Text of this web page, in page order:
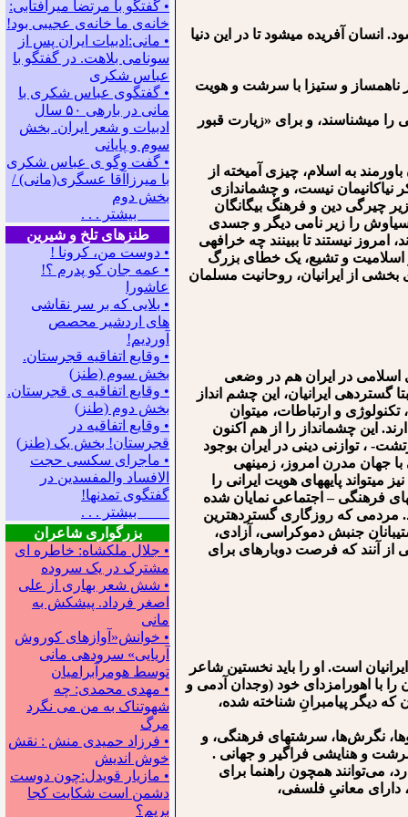
• گفتگو با مرتضا میرآفتابی:
ﺧﺎﻧﻪﻯ ﻣﺎ ﺧﺎﻧﻪﻯ ﻋﺠﻴﺒﻰ ﺑﻮﺩ!
• مانی:ادبیات ایران پس از
سونامی بلاهت. در گفتگو با
عباس شکری
• گفتگوی عباس شکری با
مانی در باره‍ی ۵۰ سال
ادبیات و شعر ایران. بخش
سوم و پایانی
• گفت وگو ی عباس شکری
با میرزاآقا عسگری(مانی) /
بخش دوم
بیشتر . . .
طنزهای تلخ و شیرین
• دوست من، کرونا !
• ﻋﻤﻪ ﺟﺎﻥ ﻛﻮ ﭘﺪﺭﻡ ؟!
عاشورا
• بلایی که بر سر نقاشی
های اردشیر محصص
آوردیم!
• وقایع اتفاقیه قجرستان.
بخش سوم (طنز)
• وقایع اتفاقیه ی قجرستان.
بخش دوم (طنز)
• وقایع اتفاقیه در
قجرستان! بخش یک (طنز)
• ماجرای سکسی حجت
الافساد والمفسدین در
گفتگوی تمدنها!
بیشتر . . .
بزرگواری شاعران
• جلال ملکشاه: خاطره ای
مشترک در یک سروده
• شش شعر بهاری از علی
اصغر فرداد. پیشکش به
مانی
• خوانش«آوازهای کوروش
آریایی» سروده‍ی مانی
توسط هومرآبرامیان
• مهدی محمدی: چه
شهوتناک به من می نگرد
مرگ
• فرزاد حمیدی منش : نقش
خوش اندیش
• مازیار قویدل:چون دوست
دشمن است شکایت کجا
بریم؟
انسان آفریده می⁯شود تا در این دنیا
ناهمساز و ستیزا با سرشت و هویت
را می⁯شناسند، و برای «زیارت قبور
به اسلام، چیزی آمیخته از
نیاکانی⁯مان نیست، و چشم⁯اندازی
چیرگی دین و فرهنگ بیگانگان
سیاوش را زیر نامی دیگر و جسدی
امروز نیستند تا ببینند چه خرافه⁯ی
اسلامیت و تشیع، یک خطای بزرگ
بخشی از ایرانیان، روحانیت مسلمان
در ایران هم در وضعی
ایرانیان، این چشم انداز
و ارتباطات، می⁯توان
این چشم⁯انداز را از هم اکنون
، توازنی دینی در ایران بوجود
جهان مدرن امروز، زمینه⁯ی
پایه⁯های هویت ایرانی را
فرهنگی – اجتماعی نمایان شده
مردمی که روزگاری گسترده⁯ترین
جنبش دموکراسی، آزادی،
از آنند که فرصت دوباره⁯ای برای
است. او را باید نخستین شاعر
را با اهورامزدای خود (وجدان آدمی و
دیگر پیامبرانِ شناخته شده،
نگرش‌ها، سرشت⁯های فرهنگی، و
و هنایشی فراگیر و جهانی .
می‌توانند همچون راهنما برای
دارای معانیِ فلسفی،